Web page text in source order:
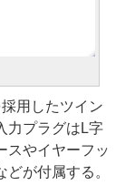
用したツイン
力プラグはL字
スやイヤーフッ
が付属する。